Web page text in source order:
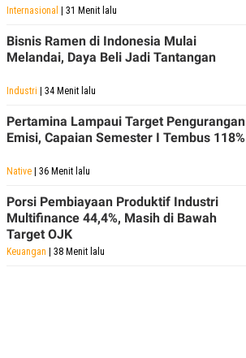
Internasional | 31 Menit lalu
Bisnis Ramen di Indonesia Mulai
Melandai, Daya Beli Jadi Tantangan
Industri | 34 Menit lalu
Pertamina Lampaui Target Pengurangan
Emisi, Capaian Semester I Tembus 118%
Native | 36 Menit lalu
Porsi Pembiayaan Produktif Industri
Multifinance 44,4%, Masih di Bawah
Target OJK
Keuangan | 38 Menit lalu